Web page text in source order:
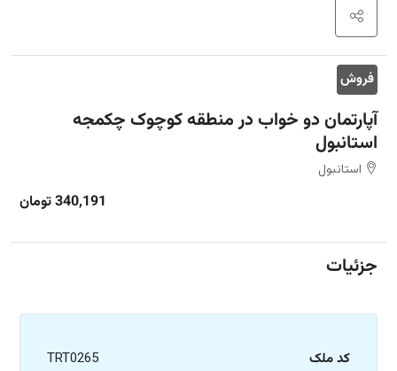
فروش
آپارتمان دو خواب در منطقه کوچوک چکمجه
استانبول
استانبول
340,191 تومان
جزئیات
کد ملک
TRT0265